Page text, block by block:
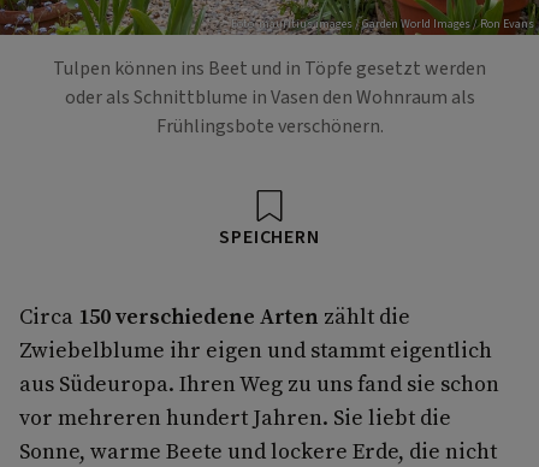
Foto: mauritius images / Garden World Images / Ron Evans
Tulpen können ins Beet und in Töpfe gesetzt werden
oder als Schnittblume in Vasen den Wohnraum als
Frühlingsbote verschönern.
SPEICHERN
Circa 150 verschiedene Arten zählt die
Zwiebelblume ihr eigen und stammt eigentlich
aus Südeuropa. Ihren Weg zu uns fand sie schon
vor mehreren hundert Jahren. Sie liebt die
Sonne, warme Beete und lockere Erde, die nicht